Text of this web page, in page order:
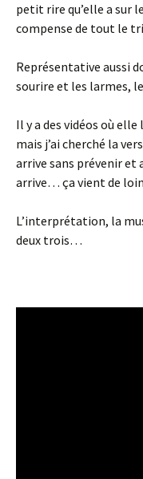
petit rire qu’elle a sur
compense de tout le
Représentative aussi
sourire et les larmes,
Il y a des vidéos où
mais j’ai cherché la
arrive sans prévenir et
arrive… ça vient de
L’interprétation, la
deux trois…